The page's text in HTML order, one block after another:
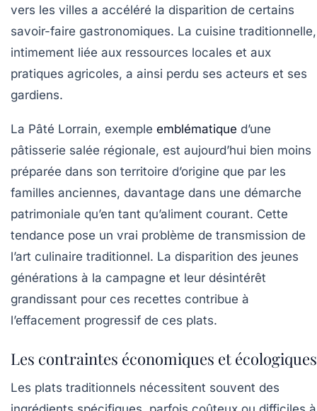
vers les villes a accéléré la disparition de certains
savoir-faire gastronomiques. La cuisine traditionnelle,
intimement liée aux ressources locales et aux
pratiques agricoles, a ainsi perdu ses acteurs et ses
gardiens.
La Pâté Lorrain, exemple emblématique d’une
pâtisserie salée régionale, est aujourd’hui bien moins
préparée dans son territoire d’origine que par les
familles anciennes, davantage dans une démarche
patrimoniale qu’en tant qu’aliment courant. Cette
tendance pose un vrai problème de transmission de
l’art culinaire traditionnel. La disparition des jeunes
générations à la campagne et leur désintérêt
grandissant pour ces recettes contribue à
l’effacement progressif de ces plats.
Les contraintes économiques et écologiques
Les plats traditionnels nécessitent souvent des